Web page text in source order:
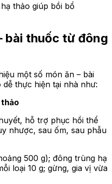
thảo giúp bồi bổ
bài thuốc từ đông
một số món ăn – bài
thực hiện tại nhà như:
thảo
hỗ trợ phục hồi thể
nhược, sau ốm, sau phẫu
500 g); đông trùng hạ
loại 10 g; gừng, gia vị vừa